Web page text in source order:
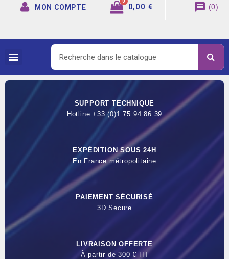
MON COMPTE 0,00 € message (0)
SUPPORT TECHNIQUE
Hotline +33 (0)1 75 94 86 39
EXPÉDITION SOUS 24H
En France métropolitaine
PAIEMENT SÉCURISÉ
3D Secure
LIVRAISON OFFERTE
À partir de 300 € HT